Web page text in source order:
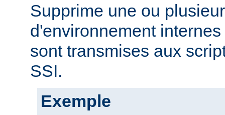
Supprime une ou
d'environnement
sont transmises aux
SSI.
Exemple